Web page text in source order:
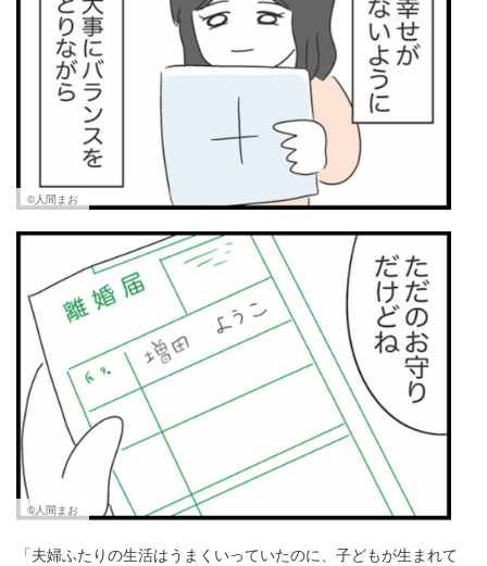
©人間まお
©人間まお
「夫婦ふたりの生活はうまくいっていたのに、子どもが生まれて